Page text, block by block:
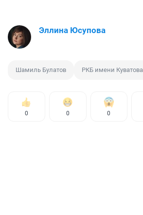
Эллина Юсупова
Шамиль Булатов РКБ имени Куватова
0 0 0